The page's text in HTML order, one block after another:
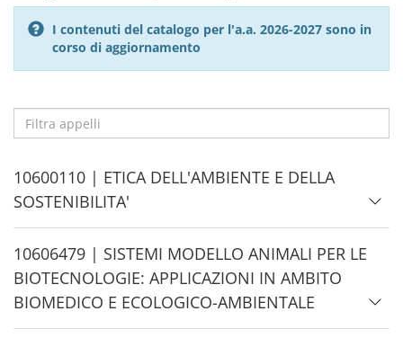
I contenuti del catalogo per l'a.a. 2026-2027 sono in
corso di aggiornamento
H
i
d
e
10600110 | ETICA DELL'AMBIENTE E DELLA
SOSTENIBILITA'
H
i
d
e
10606479 | SISTEMI MODELLO ANIMALI PER LE
BIOTECNOLOGIE: APPLICAZIONI IN AMBITO
BIOMEDICO E ECOLOGICO-AMBIENTALE